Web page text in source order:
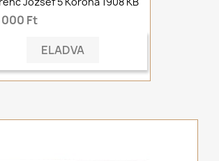
000 Ft
ELADVA